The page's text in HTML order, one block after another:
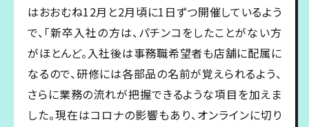
はおおむね12月と2月頃に1日ずつ開催しているよう
で、「新卒入社の方は、パチンコをしたことがない方
がほとんど。入社後は事務職希望者も店舗に配属に
なるので、研修には各部品の名前が覚えられるよう、
さらに業務の流れが把握できるような項目を加えま
した。現在はコロナの影響もあり、オンラインに切り